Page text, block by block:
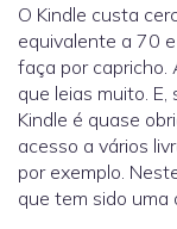
O Kindle custa
equivalente a 70
faça por capricho.
que leias muito.
Kindle é quase
acesso a vários
por exemplo.
que tem sido uma